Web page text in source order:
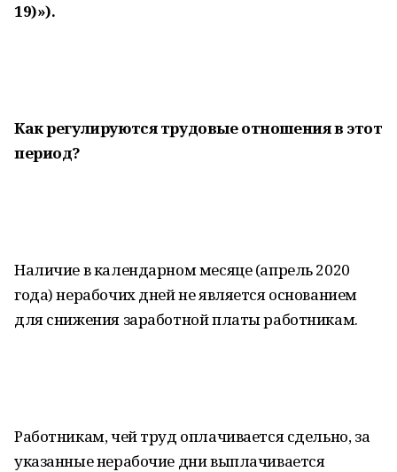
19)»).
Как регулируются трудовые отношения в этот
период?
Наличие в календарном месяце (апрель 2020
года) нерабочих дней не является основанием
для снижения заработной платы работникам.
Работникам, чей труд оплачивается сдельно, за
указанные нерабочие дни выплачивается